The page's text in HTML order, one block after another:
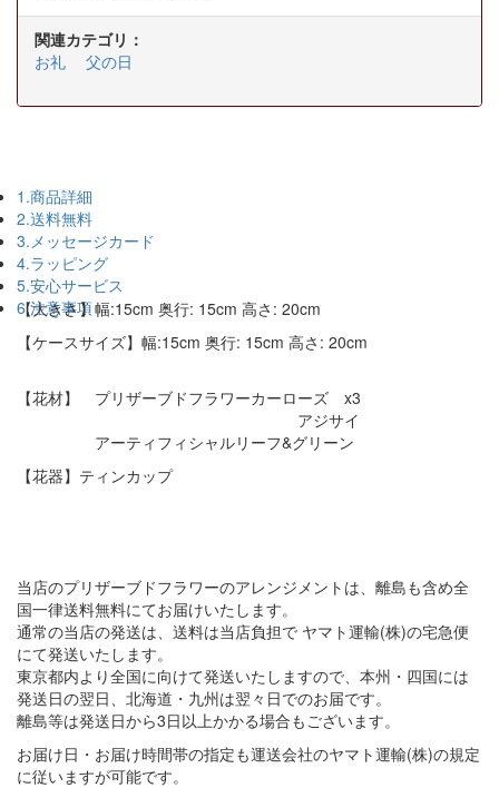
関連カテゴリ：
お礼
父の日
1.商品詳細
2.送料無料
3.メッセージカード
4.ラッピング
5.安心サービス
6.注意事項
【大きさ】幅:15cm 奥行: 15cm 高さ: 20cm
【ケースサイズ】幅:15cm 奥行: 15cm 高さ: 20cm
【花材】 プリザーブドフラワーカーローズ x3
アジサイ
アーティフィシャルリーフ&グリーン
【花器】ティンカップ
当店のプリザーブドフラワーのアレンジメントは、離島も含め全
国一律送料無料にてお届けいたします。
通常の当店の発送は、送料は当店負担で ヤマト運輸(株)の宅急便
にて発送いたします。
東京都内より全国に向けて発送いたしますので、本州・四国には
発送日の翌日、北海道・九州は翌々日でのお届です。
離島等は発送日から3日以上かかる場合もございます。
お届け日・お届け時間帯の指定も運送会社のヤマト運輸(株)の規定
に従いますが可能です。